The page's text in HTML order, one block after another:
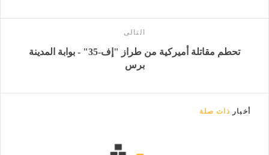
التالى
تحطم مقاتلة أميركية من طراز "إف-35" - بوابة المدينة
برس
أخبار ذات صلة